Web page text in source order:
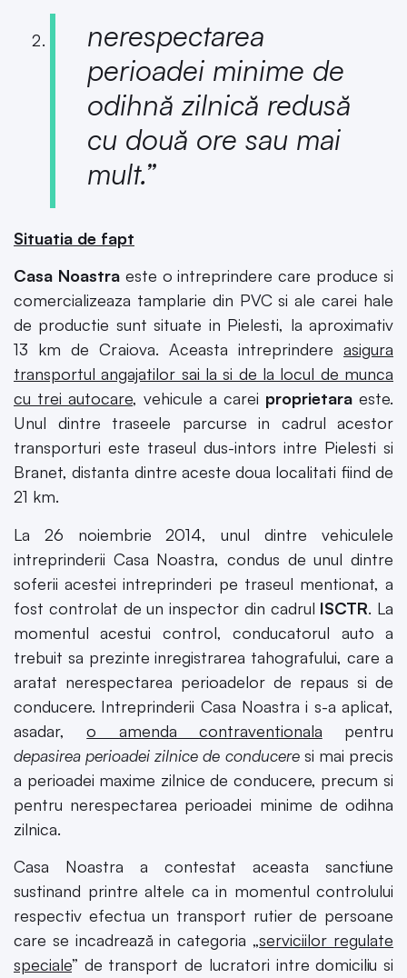
nerespectarea
perioadei minime de
odihnă zilnică redusă
cu două ore sau mai
mult.”
Situatia de fapt
Casa Noastraeste o intreprindere care produce si
comercializeaza tamplarie din PVC si ale carei hale
de productie sunt situate in Pielesti, la aproximativ
13 km de Craiova. Aceasta intreprindere asigura
transportul angajatilor sai la si de la locul de munca
cu trei autocare, vehicule a carei proprietara este.
Unul dintre traseele parcurse in cadrul acestor
transporturi este traseul dus-intors intre Pielesti si
Branet, distanta dintre aceste doua localitati fiind de
21 km.
La 26 noiembrie 2014, unul dintre vehiculele
intreprinderii Casa Noastra, condus de unul dintre
soferii acestei intreprinderi pe traseul mentionat, a
fost controlat de un inspector din cadrul ISCTR. La
momentul acestui control, conducatorul auto a
trebuit sa prezinte inregistrarea tahografului, care a
aratat nerespectarea perioadelor de repaus si de
conducere. Intreprinderii Casa Noastra i s-a aplicat,
asadar,o amenda contraventionala pentru
depasirea perioadei zilnice de conduceresi mai precis
a perioadei maxime zilnice de conducere, precum si
pentru nerespectarea perioadei minime de odihna
zilnica.
Casa Noastra a contestat aceasta sanctiune
sustinand printre altele ca in momentul controlului
respectiv efectua un transport rutier de persoane
care se incadrează in categoria „serviciilor regulate
speciale” de transport de lucratori intre domiciliu si